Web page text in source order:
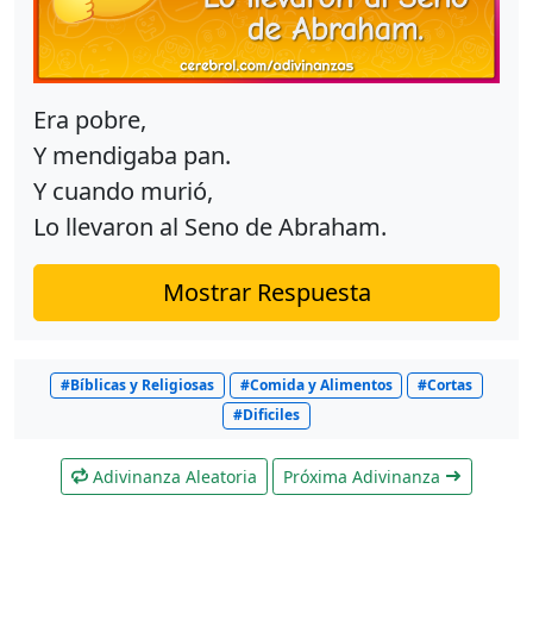
Era pobre,
Y mendigaba pan.
Y cuando murió,
Lo llevaron al Seno de Abraham.
Mostrar Respuesta
#Bíblicas y Religiosas #Comida y Alimentos
#Cortas
#Dificiles
Adivinanza Aleatoria Próxima Adivinanza